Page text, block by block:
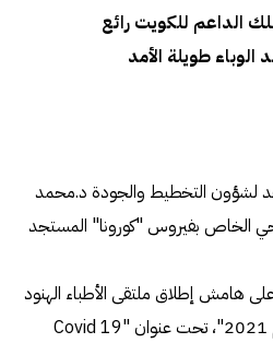
الداعم للكويت رائع
طويلة الأمد
لشؤون التخطيط والجودة د.محمد
الخاص بفيروس "كورونا" المستجد
هامش إطلاق ملتقى الأطباء الهنود
في الكويت "الدليل الصحي للعام 2021"، تحت عنوان "Covid 19